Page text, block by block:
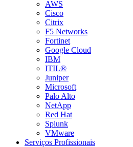
AWS
Cisco
Citrix
F5 Networks
Fortinet
Google Cloud
IBM
ITIL®
Juniper
Microsoft
Palo Alto
NetApp
Red Hat
Splunk
VMware
Serviços Profissionais